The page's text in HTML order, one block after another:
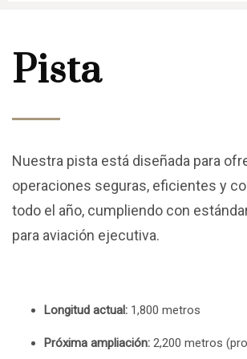
Pista
Nuestra pista está diseñada para
operaciones seguras, eficientes y
todo el año, cumpliendo con
para aviación ejecutiva.
Longitud actual: 1,800 metros
Próxima ampliación: 2,200 metros